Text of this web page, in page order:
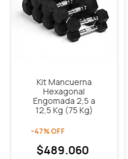
Kit Mancuerna
Hexagonal
Engomada 2,5 a
12,5 Kg (75 Kg)
-47%OFF
$489.060